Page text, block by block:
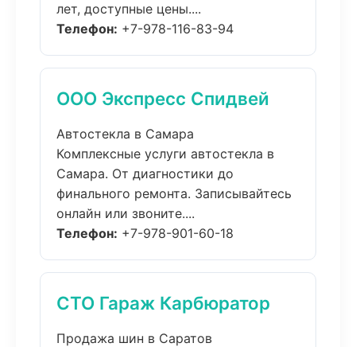
лет, доступные цены....
Телефон: +7-978-116-83-94
ООО Экспресс Спидвей
Автостекла в Самара
Комплексные услуги автостекла в
Самара. От диагностики до
финального ремонта. Записывайтесь
онлайн или звоните....
Телефон: +7-978-901-60-18
СТО Гараж Карбюратор
Продажа шин в Саратов